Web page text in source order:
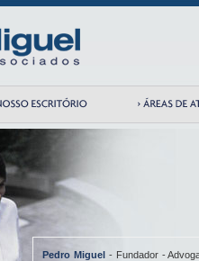
Pedro Miguel - Fundador -